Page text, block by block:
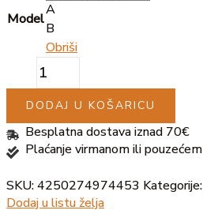
Model
A
B
Obriši
DODAJ U KOŠARICU
Besplatna dostava iznad 70€
Plaćanje virmanom ili pouzećem
SKU:4250274974453 Kategorije:
Dodaj u listu želja